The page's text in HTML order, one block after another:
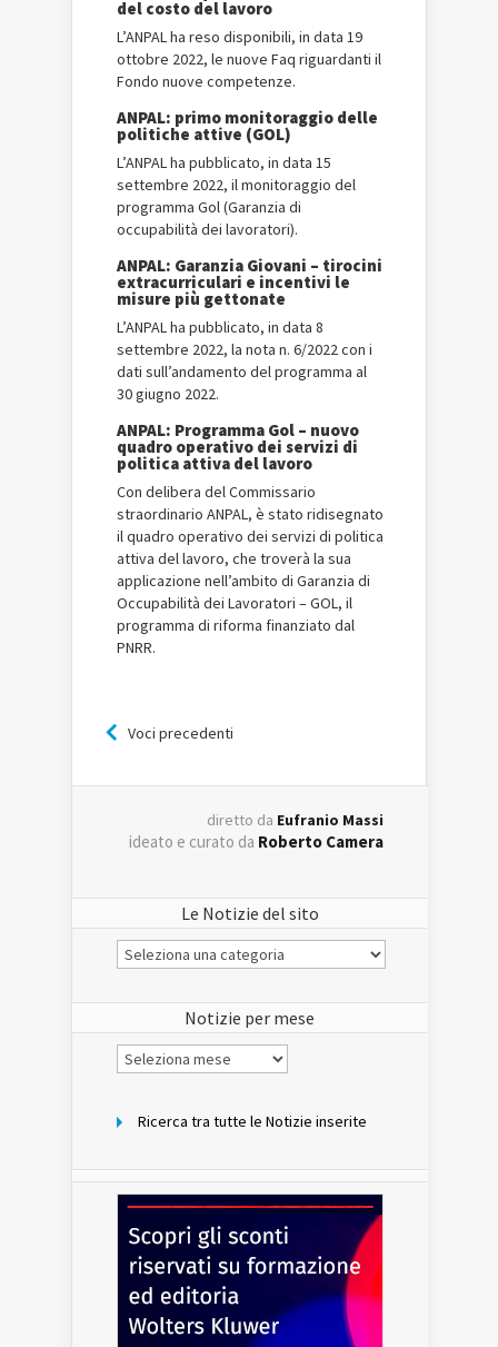
del costo del lavoro
L’ANPAL ha reso disponibili, in data 19
ottobre 2022, le nuove Faq riguardanti il
Fondo nuove competenze.
ANPAL: primo monitoraggio delle
politiche attive (GOL)
L’ANPAL ha pubblicato, in data 15
settembre 2022, il monitoraggio del
programma Gol (Garanzia di
occupabilità dei lavoratori).
ANPAL: Garanzia Giovani – tirocini
extracurriculari e incentivi le
misure più gettonate
L’ANPAL ha pubblicato, in data 8
settembre 2022, la nota n. 6/2022 con i
dati sull’andamento del programma al
30 giugno 2022.
ANPAL: Programma Gol – nuovo
quadro operativo dei servizi di
politica attiva del lavoro
Con delibera del Commissario
straordinario ANPAL, è stato ridisegnato
il quadro operativo dei servizi di politica
attiva del lavoro, che troverà la sua
applicazione nell’ambito di Garanzia di
Occupabilità dei Lavoratori – GOL, il
programma di riforma finanziato dal
PNRR.
Voci precedenti
diretto da Eufranio Massi
ideato e curato da Roberto Camera
Le Notizie del sito
Le
Notizie
Notizie per mese
Notizie
per
Ricerca tra tutte le Notizie inserite